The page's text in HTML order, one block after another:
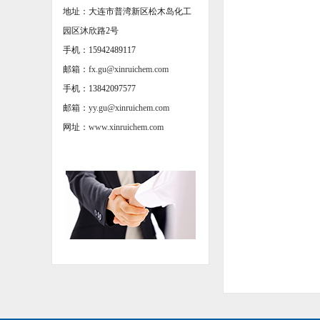
地址：大连市普湾新区松木岛化工
园区沐欣路2号
手机：15942489117
邮箱： fx.gu@xinruichem.com
手机：13842097577
邮箱： yy.gu@xinruichem.com
网址： www.xinruichem.com